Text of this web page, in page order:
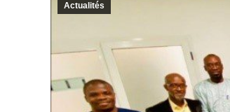
Actualités